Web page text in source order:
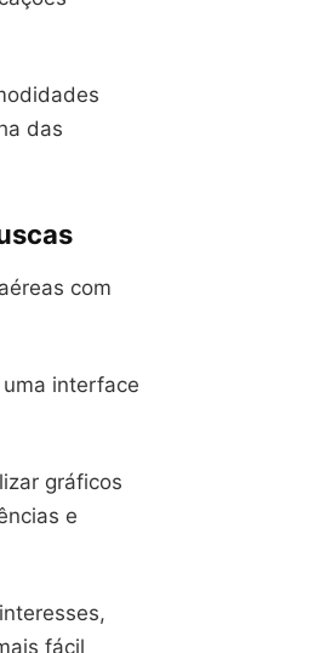
das
com
interface
gráficos
e
fácil